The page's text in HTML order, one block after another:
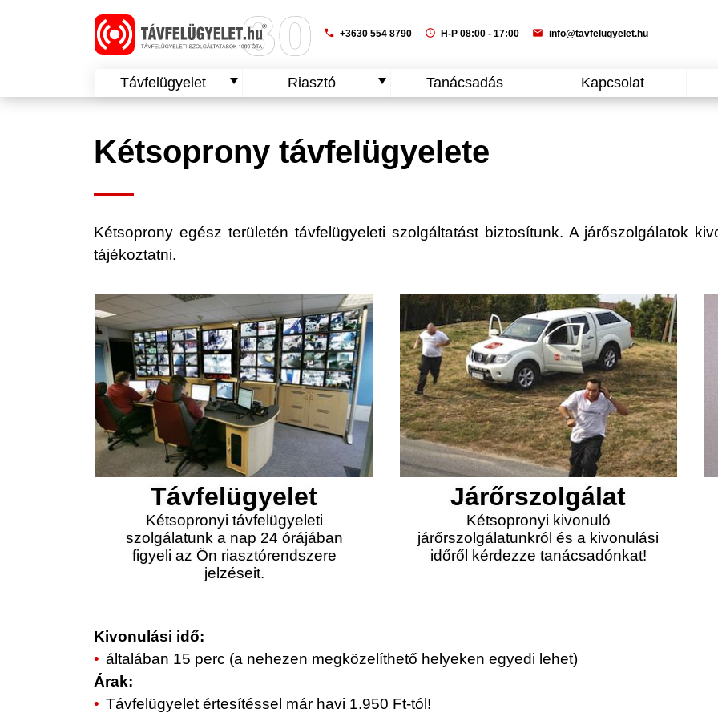
phone +3630 554 8790 schedule H-P 08:00 - 17:00 mail info@tavfelugyelet.hu
Távfelügyelet Riasztó Tanácsadás Kapcsolat
Kétsoprony távfelügyelete
Kétsoprony egész területén távfelügyeleti szolgáltatást biztosítunk. A járőszolgálatok
tájékoztatni.
Távfelügyelet
Kétsopronyi távfelügyeleti
szolgálatunk a nap 24 órájában
figyeli az Ön riasztórendszere
jelzéseit.
Járőrszolgálat
Kétsopronyi kivonuló
járőrszolgálatunkról és a kivonulási
időről kérdezze tanácsadónkat!
Kivonulási idő:
általában 15 perc (a nehezen megközelíthető helyeken egyedi lehet)
Árak:
Távfelügyelet értesítéssel már havi 1.950 Ft-tól!